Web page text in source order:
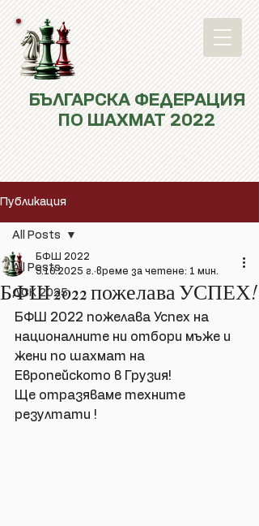
БЪЛГАРСКА ФЕДЕРАЦИЯ
ПО ШАХМАТ 2022
Публикация
All Posts
ДСК 2025
All Posts
БФШ 2022 пожелава УСПЕХ!
БФШ 2022
5.10.2025 г. време за четене: 1 мин.
БФШ 2022 пожелава Успех на
националните ни отбори мъже и
жени по шахмат на
Европейското в Грузия!
Ще отразяваме техните
резултати !